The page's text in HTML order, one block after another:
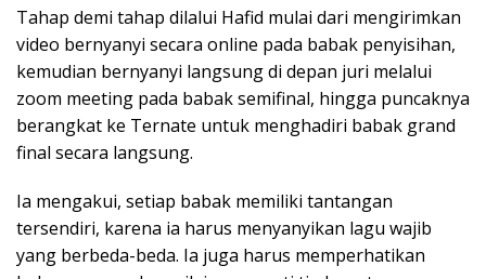
Tahap demi tahap dilalui Hafid mulai dari mengirimkan
video bernyanyi secara online pada babak penyisihan,
kemudian bernyanyi langsung di depan juri melalui
zoom meeting pada babak semifinal, hingga puncaknya
berangkat ke Ternate untuk menghadiri babak grand
final secara langsung.
Ia mengakui, setiap babak memiliki tantangan
tersendiri, karena ia harus menyanyikan lagu wajib
yang berbeda-beda. Ia juga harus memperhatikan